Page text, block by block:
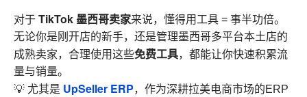
对于 TikTok 墨西哥卖家来说，懂得用工具 = 事半功倍。
无论你是刚开店的新手，还是管理墨西哥多平台本土店的
成熟卖家，合理使用这些免费工具，都能让你快速积累流
量与销量。
💡 尤其是 UpSeller ERP，作为深耕拉美电商市场的ERP